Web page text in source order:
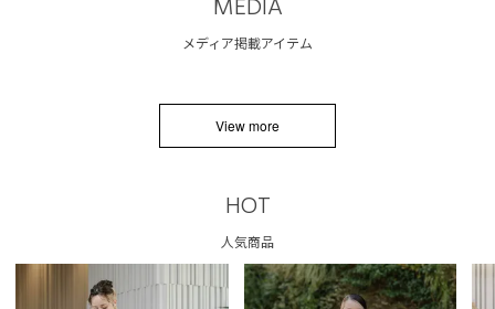
MEDIA
メディア掲載アイテム
View more
HOT
人気商品